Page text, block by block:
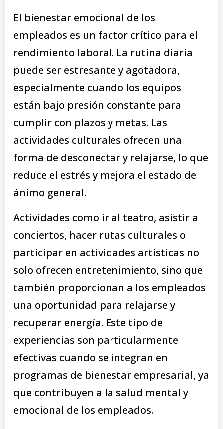
El bienestar emocional de los
empleados es un factor crítico para el
rendimiento laboral. La rutina diaria
puede ser estresante y agotadora,
especialmente cuando los equipos
están bajo presión constante para
cumplir con plazos y metas. Las
actividades culturales ofrecen una
forma de desconectar y relajarse, lo que
reduce el estrés y mejora el estado de
ánimo general.
Actividades como ir al teatro, asistir a
conciertos, hacer rutas culturales o
participar en actividades artísticas no
solo ofrecen entretenimiento, sino que
también proporcionan a los empleados
una oportunidad para relajarse y
recuperar energía. Este tipo de
experiencias son particularmente
efectivas cuando se integran en
programas de bienestar empresarial, ya
que contribuyen a la salud mental y
emocional de los empleados.